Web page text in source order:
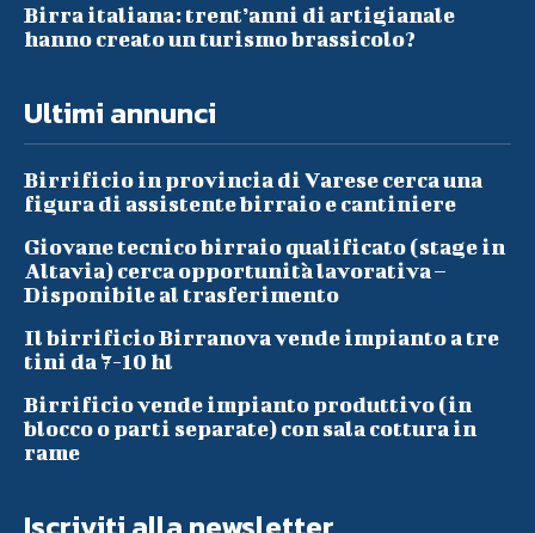
Birra italiana: trent’anni di artigianale
hanno creato un turismo brassicolo?
Ultimi annunci
Birrificio in provincia di Varese cerca una
figura di assistente birraio e cantiniere
Giovane tecnico birraio qualificato (stage in
Altavia) cerca opportunità lavorativa –
Disponibile al trasferimento
Il birrificio Birranova vende impianto a tre
tini da 7-10 hl
Birrificio vende impianto produttivo (in
blocco o parti separate) con sala cottura in
rame